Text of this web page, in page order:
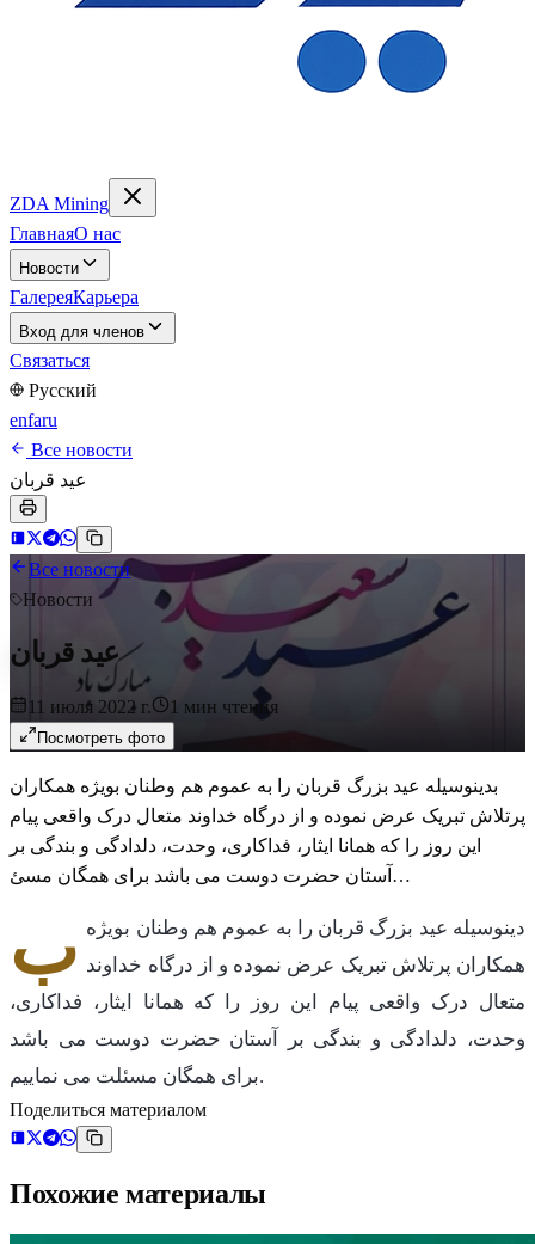
ZDA Mining
ГлавнаяО нас
Новости
ГалереяКарьера
Вход для членов
Связаться
Русский
enfaru
Все новости
عید قربان
Все новости
Новости
عید قربان
11 июля 2022 г. 1 мин чтения
Посмотреть фото
بدینوسیله عید بزرگ قربان را به عموم هم وطنان بویژه همکاران
پرتلاش تبریک عرض نموده و از درگاه خداوند متعال درک واقعی پیام
این روز را که همانا ایثار، فداکاری، وحدت، دلدادگی و بندگی بر
آستان حضرت دوست می باشد برای همگان مسئ…
ب دینوسیله عید بزرگ قربان را به عموم هم وطنان بویژه
همکاران پرتلاش تبریک عرض نموده و از درگاه خداوند
متعال درک واقعی پیام این روز را که همانا ایثار، فداکاری،
وحدت، دلدادگی و بندگی بر آستان حضرت دوست می باشد
برای همگان مسئلت می نماییم.
Поделиться материалом
Похожие материалы